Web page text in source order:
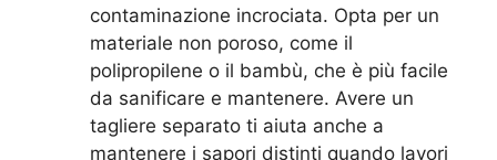
contaminazione incrociata. Opta per un
materiale non poroso, come il
polipropilene o il bambù, che è più facile
da sanificare e mantenere. Avere un
tagliere separato ti aiuta anche a
mantenere i sapori distinti quando lavori